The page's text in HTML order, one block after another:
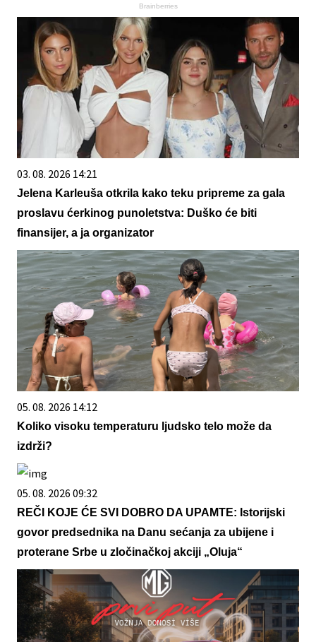
Brainberries
03. 08. 2026 14:21
Jelena Karleuša otkrila kako teku pripreme za gala
proslavu ćerkinog punoletstva: Duško će biti
finansijer, a ja organizator
05. 08. 2026 14:12
Koliko visoku temperaturu ljudsko telo može da
izdrži?
05. 08. 2026 09:32
REČI KOJE ĆE SVI DOBRO DA UPAMTE: Istorijski
govor predsednika na Danu sećanja za ubijene i
proterane Srbe u zločinačkoj akciji „Oluja“